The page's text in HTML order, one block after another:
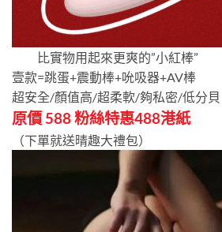
比實物用起來更爽的”小紅棒”
壹款=跳蛋+震動棒+吮吸器+AV棒
超安全/顏值高/超柔軟/夠私密/低分貝
原價 588 粉絲特惠488港紙
（下單就送晴趣大禮包）